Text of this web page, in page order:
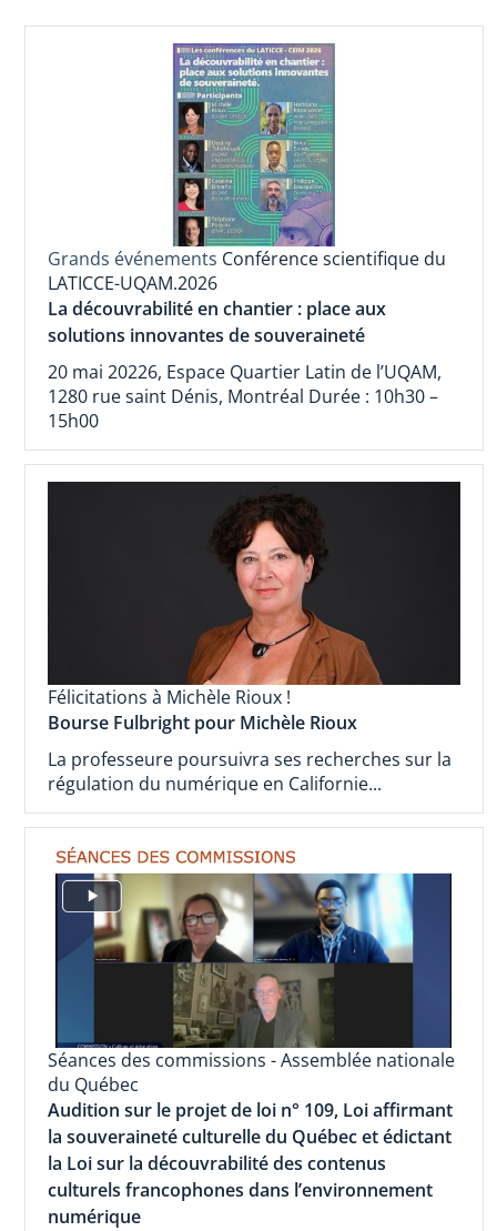
Grands événements Conférence scientifique du
LATICCE-UQAM.2026
La découvrabilité en chantier : place aux
solutions innovantes de souveraineté
20 mai 20226, Espace Quartier Latin de l’UQAM,
1280 rue saint Dénis, Montréal Durée : 10h30 –
15h00
Félicitations à Michèle Rioux !
Bourse Fulbright pour Michèle Rioux
La professeure poursuivra ses recherches sur la
régulation du numérique en Californie...
Séances des commissions - Assemblée nationale
du Québec
Audition sur le projet de loi n° 109, Loi affirmant
la souveraineté culturelle du Québec et édictant
la Loi sur la découvrabilité des contenus
culturels francophones dans l’environnement
numérique